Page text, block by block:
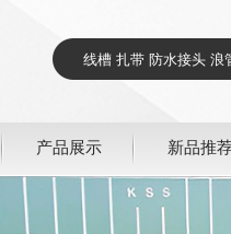
产品展示 新品推